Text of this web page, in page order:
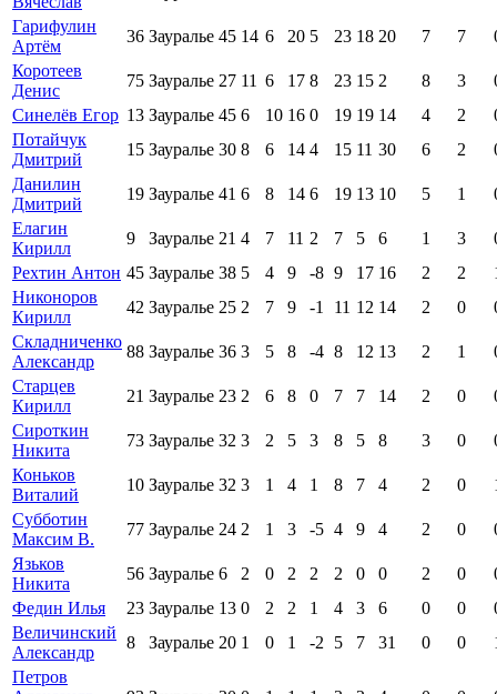
Гарифулин
Артём
36 Зауралье 45 14 6 20 5 23 18 20 7 7
Коротеев
Денис
75 Зауралье 27 11 6 17 8 23 15 2 8 3
Синелёв Егор 13 Зауралье 45 6 10 16 0 19 19 14 4 2
Потайчук
Дмитрий
15 Зауралье 30 8 6 14 4 15 11 30 6 2
Данилин
Дмитрий
19 Зауралье 41 6 8 14 6 19 13 10 5 1
Елагин
Кирилл
9 Зауралье 21 4 7 11 2 7 5 6 1 3
Рехтин Антон 45 Зауралье 38 5 4 9 -8 9 17 16 2 2
Никоноров
Кирилл
42 Зауралье 25 2 7 9 -1 11 12 14 2 0
Складниченко
Александр
88 Зауралье 36 3 5 8 -4 8 12 13 2 1
Старцев
Кирилл
21 Зауралье 23 2 6 8 0 7 7 14 2 0
Сироткин
Никита
73 Зауралье 32 3 2 5 3 8 5 8 3 0
Коньков
Виталий
10 Зауралье 32 3 1 4 1 8 7 4 2 0
Субботин
Максим В.
77 Зауралье 24 2 1 3 -5 4 9 4 2 0
Язьков
Никита
56 Зауралье 6 2 0 2 2 2 0 0 2 0
Федин Илья
23 Зауралье 13 0 2 2 1 4 3 6 0 0
Величинский
Александр
8 Зауралье 20 1 0 1 -2 5 7 31 0 0
Петров